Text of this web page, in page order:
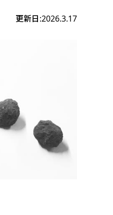
更新日:2026.3.17